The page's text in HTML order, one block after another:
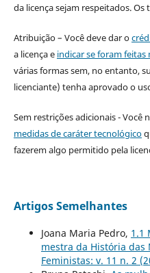
da licença sejam respeitados.
Atribuição – Você deve dar o
a licença e indicar se foram feitas
várias formas sem, no entanto,
licenciante) tenha aprovado o
Sem restrições adicionais -
medidas de caráter tecnológico
fazerem algo permitido pela
Artigos Semelhantes
Joana Maria Pedro, 1.1
mestra da História das
Feministas: v. 11 n. 2